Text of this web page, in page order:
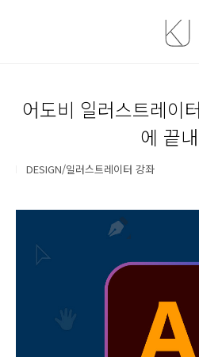
어도비 일러스트레이
에 끝
DESIGN/일러스트레이터 강좌